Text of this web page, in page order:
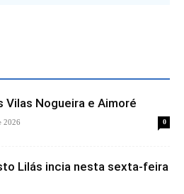
Vilas Nogueira e Aimoré
2026 0
Lilás incia nesta sexta-feira